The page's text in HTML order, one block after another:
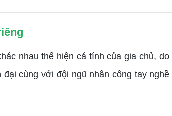
nhau thể hiện cá tính của gia chủ,
cùng với đội ngũ nhân công tay